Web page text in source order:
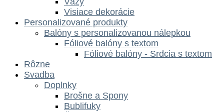
Visiace dekorácie
Personalizované produkty
Balóny s personalizovanou nálepkou
Fóliové balóny s textom
Fóliové balóny - Srdcia s textom
Rôzne
Svadba
Doplnky
Brošne a Spony
Bublifuky